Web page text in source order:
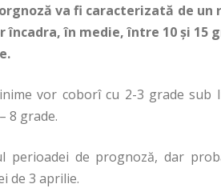
va fi caracterizată de
în medie, între 10 şi 15
vor coborî cu 2-3 grade
8 grade.
de prognoză, dar
de 3 aprilie.